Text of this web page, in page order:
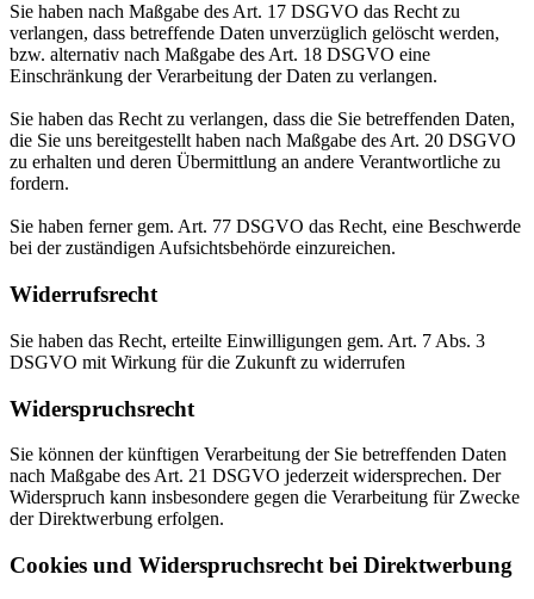
Sie haben nach Maßgabe des Art. 17 DSGVO das Recht zu
verlangen, dass betreffende Daten unverzüglich gelöscht werden,
bzw. alternativ nach Maßgabe des Art. 18 DSGVO eine
Einschränkung der Verarbeitung der Daten zu verlangen.
Sie haben das Recht zu verlangen, dass die Sie betreffenden Daten,
die Sie uns bereitgestellt haben nach Maßgabe des Art. 20 DSGVO
zu erhalten und deren Übermittlung an andere Verantwortliche zu
fordern.
Sie haben ferner gem. Art. 77 DSGVO das Recht, eine Beschwerde
bei der zuständigen Aufsichtsbehörde einzureichen.
Widerrufsrecht
Sie haben das Recht, erteilte Einwilligungen gem. Art. 7 Abs. 3
DSGVO mit Wirkung für die Zukunft zu widerrufen
Widerspruchsrecht
Sie können der künftigen Verarbeitung der Sie betreffenden Daten
nach Maßgabe des Art. 21 DSGVO jederzeit widersprechen. Der
Widerspruch kann insbesondere gegen die Verarbeitung für Zwecke
der Direktwerbung erfolgen.
Cookies und Widerspruchsrecht bei Direktwerbung